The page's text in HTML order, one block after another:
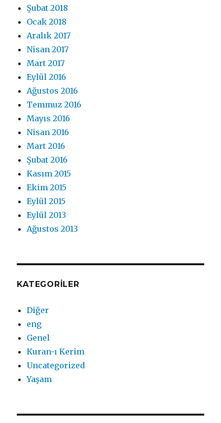
Şubat 2018
Ocak 2018
Aralık 2017
Nisan 2017
Mart 2017
Eylül 2016
Ağustos 2016
Temmuz 2016
Mayıs 2016
Nisan 2016
Mart 2016
Şubat 2016
Kasım 2015
Ekim 2015
Eylül 2015
Eylül 2013
Ağustos 2013
KATEGORILER
Diğer
eng
Genel
Kuran-ı Kerim
Uncategorized
Yaşam